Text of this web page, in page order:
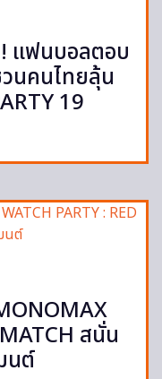
! แฟนบอลตอบ
นคนไทยลุ้น
19
สนั่น
นต์